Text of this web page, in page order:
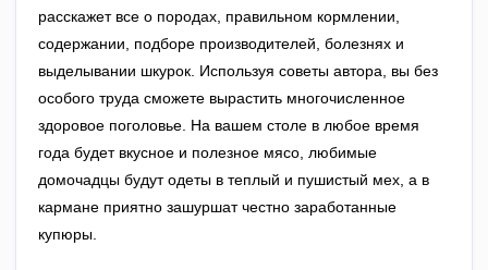
расскажет все о породах, правильном кормлении,
содержании, подборе производителей, болезнях и
выделывании шкурок. Используя советы автора, вы без
особого труда сможете вырастить многочисленное
здоровое поголовье. На вашем столе в любое время
года будет вкусное и полезное мясо, любимые
домочадцы будут одеты в теплый и пушистый мех, а в
кармане приятно зашуршат честно заработанные
купюры.